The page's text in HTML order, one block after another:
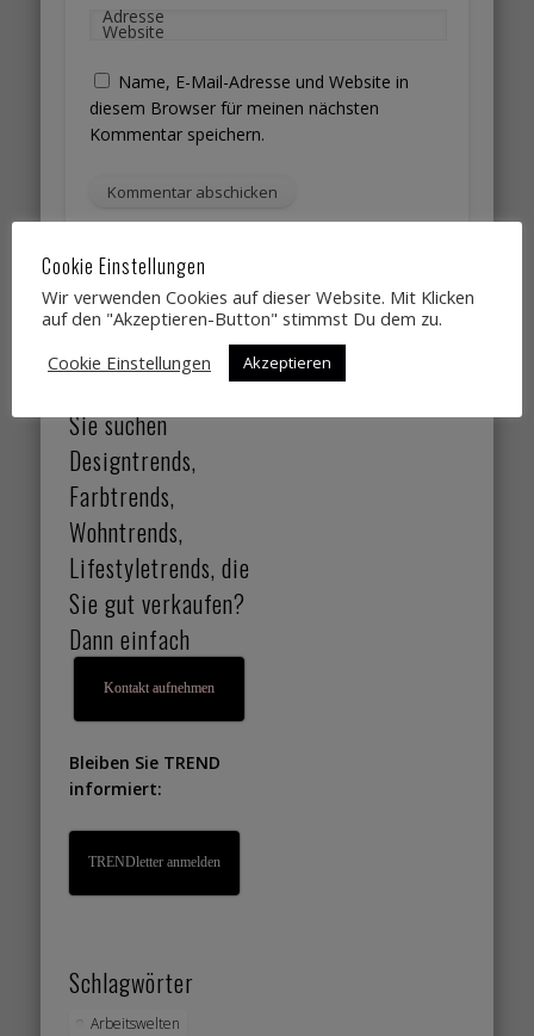
Adresse
Website
Name, E-Mail-Adresse und Website in
diesem Browser für meinen nächsten
Kommentar speichern.
Diese Website verwendet Akismet, um Spam zu
reduzieren.Erfahre, wie deine Kommentardaten
Sie suchen
Designtrends,
Farbtrends,
Wohntrends,
Lifestyletrends, die
Sie gut verkaufen?
Dann einfach
Kontakt aufnehmen
Bleiben Sie TREND
informiert:
TRENDletter anmelden
Schlagwörter
Arbeitswelten
Cookie Einstellungen
Wir verwenden Cookies auf dieser Website. Mit Klicken
auf den "Akzeptieren-Button" stimmst Du dem zu.
Cookie Einstellungen
Akzeptieren